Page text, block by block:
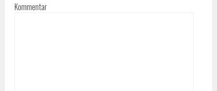
Kommentar